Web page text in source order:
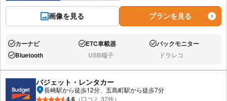
画像を見る プランを見る
あり:カーナビ あり:ETC車載器 あり:バックモニター
あり:Bluetooth なし:USB端子 なし:ドラレコ
バジェット・レンタカー
長崎駅から徒歩12分、五島町駅から徒歩7分
4.6 （口コミ 37件）